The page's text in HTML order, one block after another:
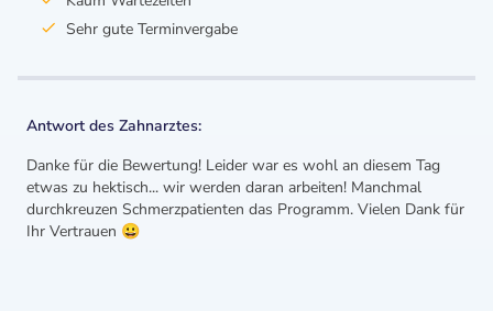
Sehr gute Terminvergabe
Antwort des Zahnarztes:
Danke für die Bewertung! Leider war es wohl an diesem Tag
etwas zu hektisch... wir werden daran arbeiten! Manchmal
durchkreuzen Schmerzpatienten das Programm. Vielen Dank für
Ihr Vertrauen 😀